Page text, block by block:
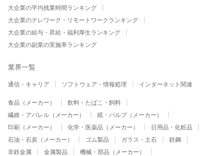
大企業の平均残業時間ランキング
大企業のテレワーク・リモートワークランキング
大企業の給与・昇給・福利厚生ランキング
大企業の副業の実施率ランキング
業界一覧
通信・キャリア ソフトウェア・情報処理 インターネット関連
食品（メーカー）
飲料・たばこ・飼料
繊維・アパレル（メーカー）
紙・パルプ（メーカー）
印刷（メーカー）
化学・医薬品（メーカー）
日用品・化粧品
石油・石炭（メーカー）
ゴム製品 ガラス・土石
鉄鋼
非鉄金属
金属製品 機械・部品（メーカー）